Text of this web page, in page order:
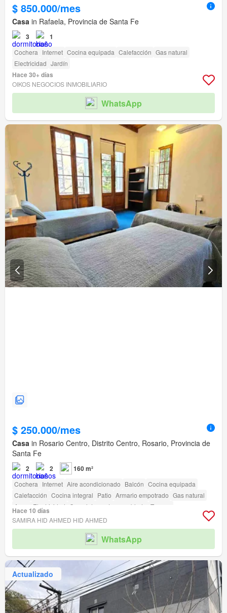
$ 850.000/mes
Casa in Rafaela, Provincia de Santa Fe
3 1
Cochera Internet Cocina equipada Calefacción Gas natural
Electricidad Jardín
Hace 30+ días
OIKOS NEGOCIOS INMOBILIARIO
WhatsApp
$ 250.000/mes
Casa in Rosario Centro, Distrito Centro, Rosario, Provincia de
Santa Fe
2 2 160 m²
Cochera Internet Aire acondicionado Balcón Cocina equipada
Calefacción Cocina integral Patio Armario empotrado Gas natural
Agua
Electricidad Completamente amueblado
Terraza
amenity_wi_fi Encargado
Hace 10 días
SAMIRA HID AHMED HID AHMED
WhatsApp
Actualizado